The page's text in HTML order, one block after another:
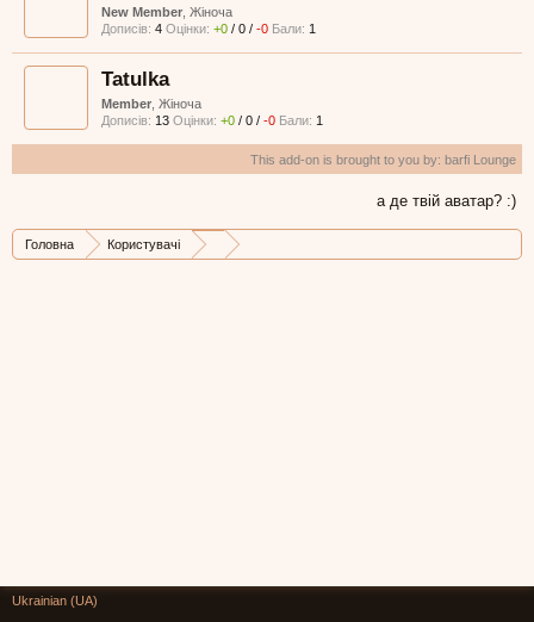
New Member , Жіноча
Дописів: 4 Оцінки: +0 / 0 / -0 Бали: 1
Tatulka
Member , Жіноча
Дописів: 13 Оцінки: +0 / 0 / -0 Бали: 1
This add-on is brought to you by: barfi Lounge
а де твій аватар? :)
Головна Користувачі
Ukrainian (UA)